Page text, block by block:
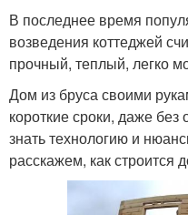
В последнее время
возведения коттеджей
прочный, теплый, легко
Дом из бруса своими
короткие сроки, даже без
знать технологию и
расскажем, как строится